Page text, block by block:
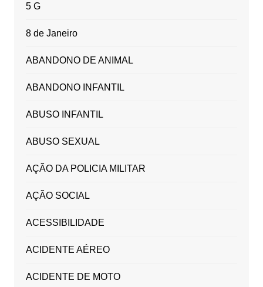
5 G
8 de Janeiro
ABANDONO DE ANIMAL
ABANDONO INFANTIL
ABUSO INFANTIL
ABUSO SEXUAL
AÇÃO DA POLICIA MILITAR
AÇÃO SOCIAL
ACESSIBILIDADE
ACIDENTE AÉREO
ACIDENTE DE MOTO